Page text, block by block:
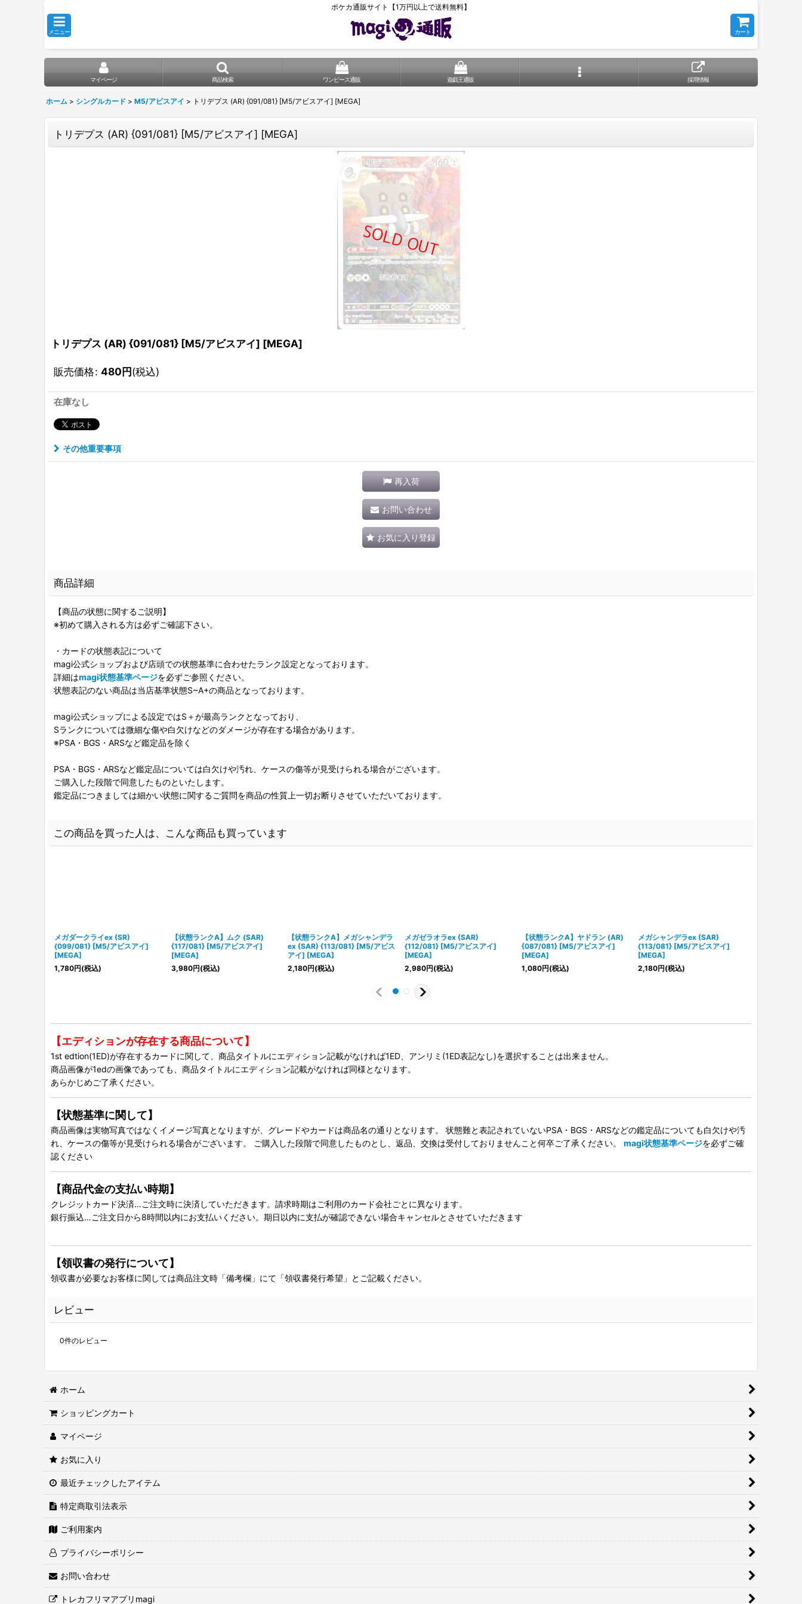
ポケカ通販サイト【1万円以上で送料無料】
メニュー カート
マイページ 商品検索 ワンピース通販 遊戯王通販 採用情報
ホーム > シングルカード > M5/アビスアイ > トリデプス (AR) {091/081} [M5/アビスアイ] [MEGA]
トリデプス (AR) {091/081} [M5/アビスアイ] [MEGA]
トリデプス (AR) {091/081} [M5/アビスアイ] [MEGA]
販売価格: 480円(税込)
在庫なし
その他重要事項
再入荷
お問い合わせ
お気に入り登録
商品詳細
【商品の状態に関するご説明】
※初めて購入される方は必ずご確認下さい。
・カードの状態表記について
magi公式ショップおよび店頭での状態基準に合わせたランク設定となっております。
詳細はmagi状態基準ページを必ずご参照ください。
状態表記のない商品は当店基準状態S~A+の商品となっております。
magi公式ショップによる設定ではS＋が最高ランクとなっており、
Sランクについては微細な傷や白欠けなどのダメージが存在する場合があります。
※PSA・BGS・ARSなど鑑定品を除く
PSA・BGS・ARSなど鑑定品については白欠けや汚れ、ケースの傷等が見受けられる場合がございます。
ご購入した段階で同意したものといたします。
鑑定品につきましては細かい状態に関するご質問を商品の性質上一切お断りさせていただいております。
この商品を買った人は、こんな商品も買っています
メガダークライex (SR)
{099/081} [M5/アビスアイ]
[MEGA]
1,780円(税込)
【状態ランクA】ムク (SAR)
{117/081} [M5/アビスアイ]
[MEGA]
3,980円(税込)
【状態ランクA】メガシャンデラ
ex (SAR) {113/081} [M5/アビス
アイ] [MEGA]
2,180円(税込)
メガゼラオラex (SAR)
{112/081} [M5/アビスアイ]
[MEGA]
2,980円(税込)
【状態ランクA】ヤドラン (AR)
{087/081} [M5/アビスアイ]
[MEGA]
1,080円(税込)
メガシャンデラex (SAR)
{113/081} [M5/アビスアイ]
[MEGA]
2,180円(税込)
【エディションが存在する商品について】
1st edtion(1ED)が存在するカードに関して、商品タイトルにエディション記載がなければ1ED、アンリミ(1ED表記なし)を選択することは出来ません。
商品画像が1edの画像であっても、商品タイトルにエディション記載がなければ同様となります。
あらかじめご了承ください。
【状態基準に関して】
商品画像は実物写真ではなくイメージ写真となりますが、グレードやカードは商品名の通りとなります。 状態難と表記されていないPSA・BGS・ARSなどの鑑定品についても白欠けや汚
れ、ケースの傷等が見受けられる場合がございます。 ご購入した段階で同意したものとし、返品、交換は受付しておりませんこと何卒ご了承ください。 magi状態基準ページを必ずご確
認ください
【商品代金の支払い時期】
クレジットカード決済…ご注文時に決済していただきます。請求時期はご利用のカード会社ごとに異なります。
銀行振込…ご注文日から8時間以内にお支払いください。期日以内に支払が確認できない場合キャンセルとさせていただきます
【領収書の発行について】
領収書が必要なお客様に関しては商品注文時「備考欄」にて「領収書発行希望」とご記載ください。
レビュー
0件のレビュー
ホーム
ショッピングカート
マイページ
お気に入り
最近チェックしたアイテム
特定商取引法表示
ご利用案内
プライバシーポリシー
お問い合わせ
トレカフリマアプリmagi